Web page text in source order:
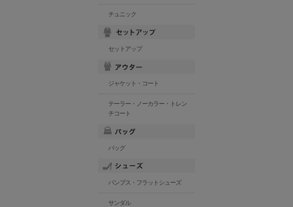
チュニック
セットアップ
ジャケット・コート
テーラー・ノーカラー・トレン
チコート
バッグ
パンプス・フラットシューズ
サンダル